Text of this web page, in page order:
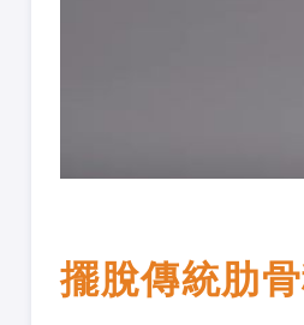
擺脫傳統肋